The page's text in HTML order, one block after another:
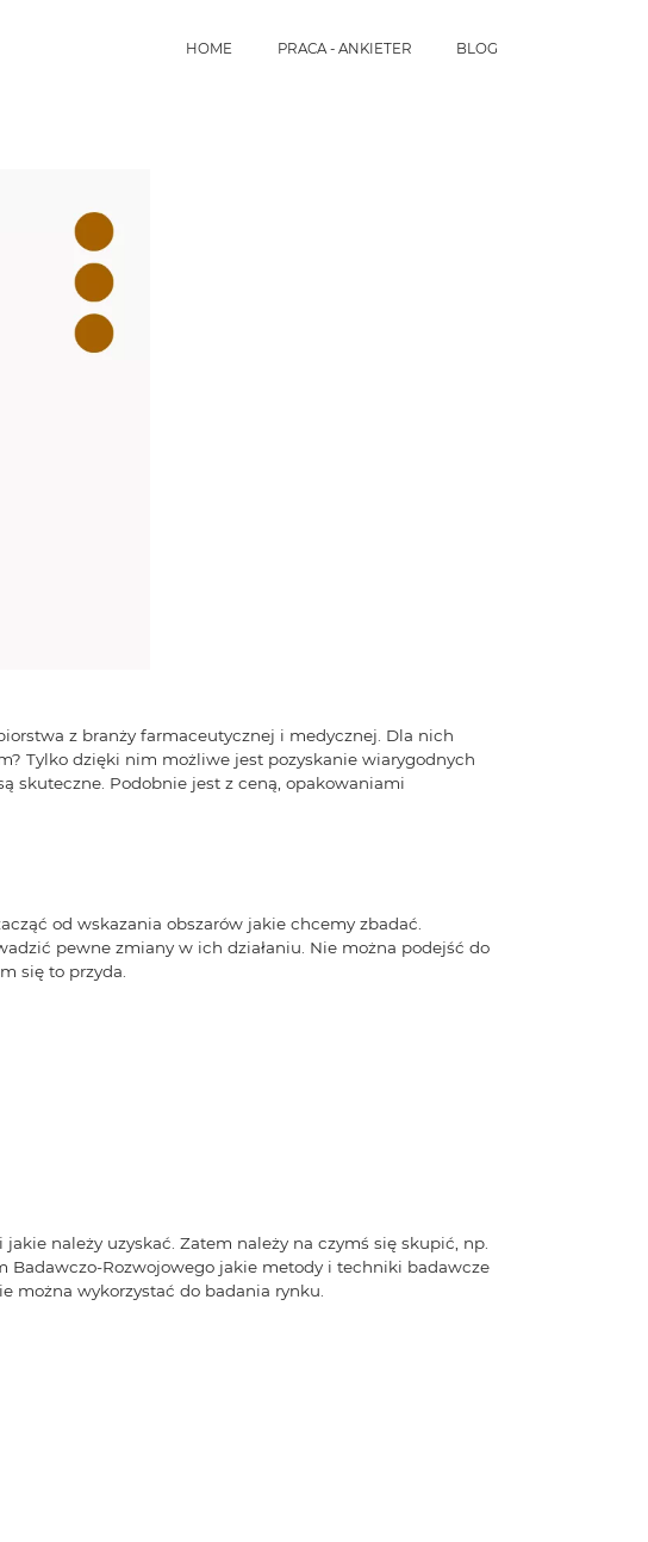
HOME PRACA - ANKIETER BLOG
z branży farmaceutycznej i medycznej. Dla nich
Tylko dzięki nim możliwe jest pozyskanie wiarygodnych
skuteczne. Podobnie jest z ceną, opakowaniami
od wskazania obszarów jakie chcemy zbadać.
pewne zmiany w ich działaniu. Nie można podejść do
się to przyda.
należy uzyskać. Zatem należy na czymś się skupić, np.
Rozwojowego jakie metody i techniki badawcze
można wykorzystać do badania rynku.